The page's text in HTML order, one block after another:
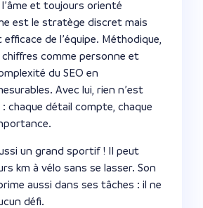
et toujours orienté
est le stratège discret mais
de l’équipe. Méthodique,
comme personne et
du SEO en
Avec lui, rien n’est
: chaque détail compte, chaque
un grand sportif ! Il peut
km à vélo sans se lasser. Son
aussi dans ses tâches : il ne
défi.